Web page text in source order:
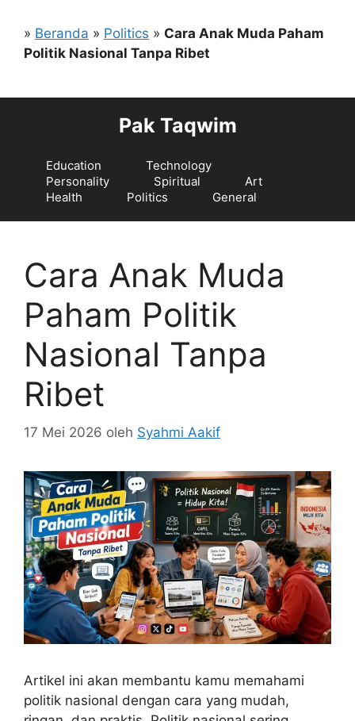
» Beranda » Politics » Cara Anak Muda Paham
Politik Nasional Tanpa Ribet
Pak Taqwim
Education
Technology
Personality
Spiritual
Art
Health
Politics General
Cara Anak Muda
Paham Politik
Nasional Tanpa
Ribet
17 Mei 2026 oleh Syahmi Aakif
Artikel ini akan membantu kamu memahami
politik nasional dengan cara yang mudah,